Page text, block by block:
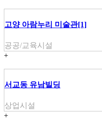
고양 아람누리 미술관[1]
공공/교육시설
+
서교동 유남빌딩
상업시설
+